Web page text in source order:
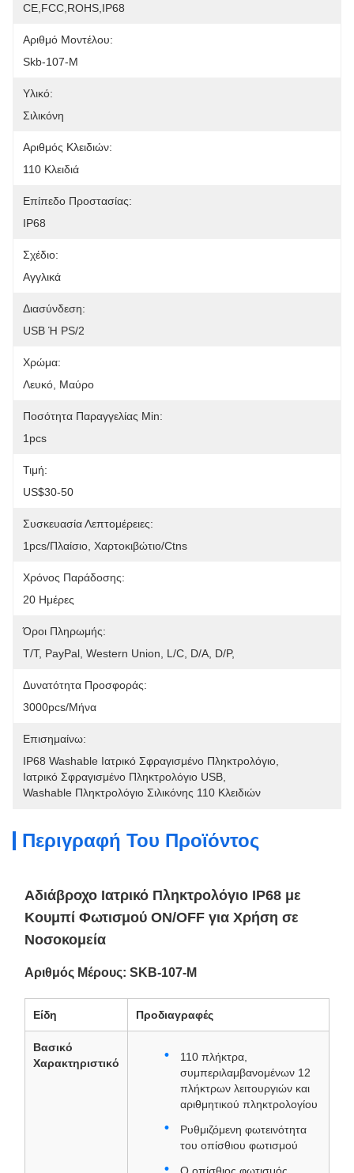
CE,FCC,ROHS,IP68
Αριθμό Μοντέλου:
Skb-107-Μ
Υλικό:
Σιλικόνη
Αριθμός Κλειδιών:
110 Κλειδιά
Επίπεδο Προστασίας:
IP68
Σχέδιο:
Αγγλικά
Διασύνδεση:
USB Ή PS/2
Χρώμα:
Λευκό, Μαύρο
Ποσότητα Παραγγελίας Min:
1pcs
Τιμή:
US$30-50
Συσκευασία Λεπτομέρειες:
1pcs/πλαίσιο, Χαρτοκιβώτιο/ctns
Χρόνος Παράδοσης:
20 Ημέρες
Όροι Πληρωμής:
T/T, PayPal, Western Union, L/C, D/A, D/P,
Δυνατότητα Προσφοράς:
3000pcs/μήνα
Επισημαίνω:
IP68 Washable Ιατρικό Σφραγισμένο Πληκτρολόγιο
Ιατρικό Σφραγισμένο Πληκτρολόγιο USB
Washable Πληκτρολόγιο Σιλικόνης 110 Κλειδιών
Περιγραφή Του Προϊόντος
Αδιάβροχο Ιατρικό Πληκτρολόγιο IP68 με
Κουμπί Φωτισμού ON/OFF για Χρήση σε
Νοσοκομεία
Αριθμός Μέρους: SKB-107-M
Είδη Προδιαγραφές
Βασικό
Χαρακτηριστικό
110 πλήκτρα,
συμπεριλαμβανομένων 12
πλήκτρων λειτουργιών και
αριθμητικού πληκτρολογίου
Ρυθμιζόμενη φωτεινότητα
του οπίσθιου φωτισμού